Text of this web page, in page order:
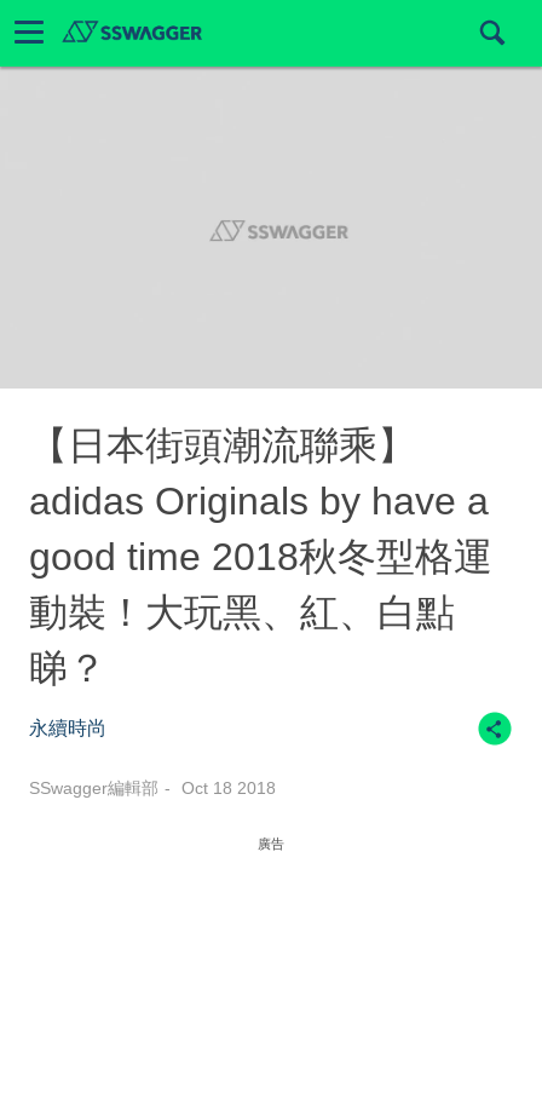
【日本街頭潮流聯乘】
adidas Originals by have a
good time 2018秋冬型格運
動裝！大玩黑、紅、白點
睇？
永續時尚
SSwagger編輯部 Oct 18 2018
廣告